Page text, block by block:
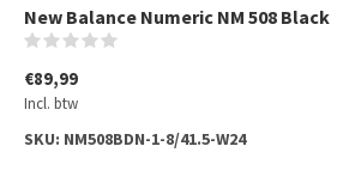
New Balance Numeric NM 508 Black
€89,99
Incl. btw
SKU: NM508BDN-1-8/41.5-W24